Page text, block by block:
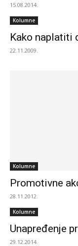
15.08.2014.
Kolumne
Kako naplatiti
22.11.2009.
Kolumne
Promotivne
28.11.2012.
Kolumne
Unapređenje
29.12.2014.